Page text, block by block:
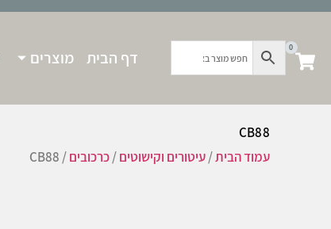
0
דף הבית מוצרים
CB88
עמוד הבית/עיטורים וקישוטים/כרכובים/ CB88